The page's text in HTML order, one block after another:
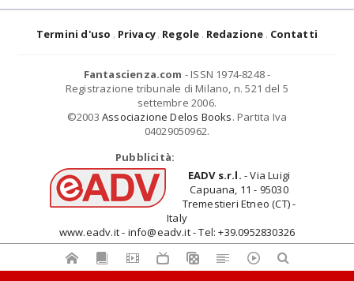
Termini d'uso Privacy Regole Redazione Contatti
Fantascienza.com - ISSN 1974-8248 -
Registrazione tribunale di Milano, n. 521 del 5
settembre 2006.
©2003 Associazione Delos Books. Partita Iva
04029050962.
Pubblicità:
EADV s.r.l. - Via Luigi
Capuana, 11 - 95030
Tremestieri Etneo (CT) -
Italy
www.eadv.it - info@eadv.it - Tel: +39.0952830326